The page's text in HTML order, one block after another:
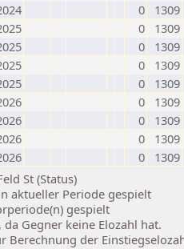
0
1309
0
1309
0
1309
0
1309
0
1309
0
1309
0
1309
0
1309
0
1309
St (Status)
aktueller Periode gespielt
gespielt
Gegner keine Elozahl hat.
Berechnung der